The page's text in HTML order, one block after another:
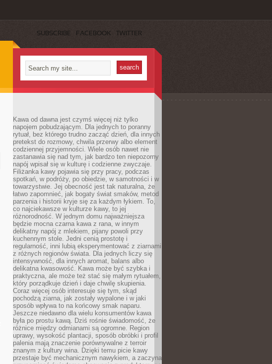
SUBSCRIBE FACEBOOK TWITTER
Kawa od dawna jest czymś więcej niż tylko
napojem pobudzającym. Dla jednych to poranny
rytuał, bez którego trudno zacząć dzień, dla innych
pretekst do rozmowy, chwila przerwy albo element
codziennej przyjemności. Wiele osób nawet nie
zastanawia się nad tym, jak bardzo ten niepozorny
napój wpisał się w kulturę i codzienne zwyczaje.
Filiżanka kawy pojawia się przy pracy, podczas
spotkań, w podróży, po obiedzie, w samotności i w
towarzystwie. Jej obecność jest tak naturalna, że
łatwo zapomnieć, jak bogaty świat smaków, metod
parzenia i historii kryje się za każdym łykiem. To,
co najciekawsze w kulturze kawy, to jej
różnorodność. W jednym domu najważniejsza
będzie mocna czarna kawa z rana, w innym
delikatny napój z mlekiem, pijany powoli przy
kuchennym stole. Jedni cenią prostotę i
regularność, inni lubią eksperymentować z ziarnami
z różnych regionów świata. Dla jednych liczy się
intensywność, dla innych aromat, balans albo
delikatna kwasowość. Kawa może być szybka i
praktyczna, ale może też stać się małym rytuałem,
który porządkuje dzień i daje chwilę skupienia.
Coraz więcej osób interesuje się tym, skąd
pochodzą ziarna, jak zostały wypalone i w jaki
sposób wpływa to na końcowy smak naparu.
Jeszcze niedawno dla wielu konsumentów kawa
była po prostu kawą. Dziś rośnie świadomość, że
różnice między odmianami są ogromne. Region
uprawy, wysokość plantacji, sposób obróbki i profil
palenia mają znaczenie porównywalne z terroir
znanym z kultury wina. Dzięki temu picie kawy
przestaje być mechanicznym nawykiem, a zaczyna